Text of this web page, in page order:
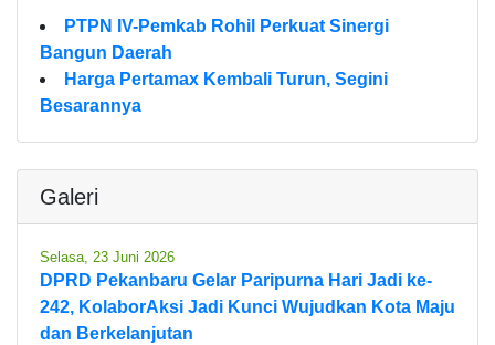
PTPN IV-Pemkab Rohil Perkuat Sinergi
Bangun Daerah
Harga Pertamax Kembali Turun, Segini
Besarannya
Galeri
Selasa, 23 Juni 2026
DPRD Pekanbaru Gelar Paripurna Hari Jadi ke-
242, KolaborAksi Jadi Kunci Wujudkan Kota Maju
dan Berkelanjutan